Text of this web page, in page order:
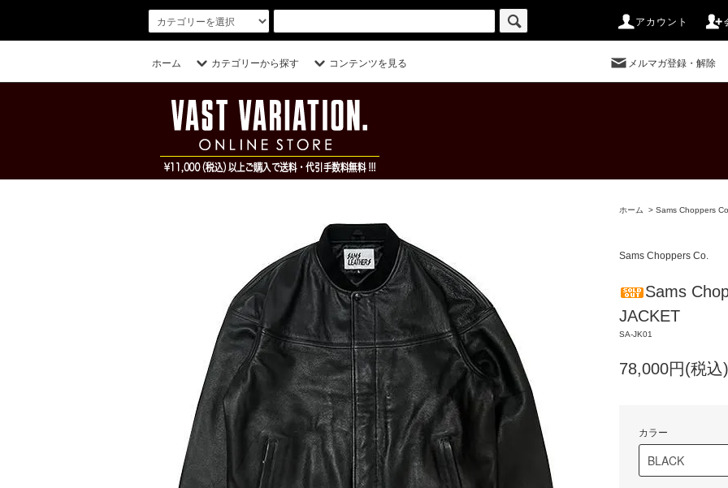
アカウント
ホーム カテゴリーから探す コンテンツを見る メルマガ登録・解除
ホーム > Sams Choppers Co.
Sams Choppers Co.
Sams
JACKET
SA-JK01
78,000円(税込)
カラー